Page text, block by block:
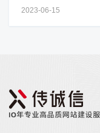
2023-06-15